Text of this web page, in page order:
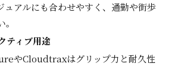
ュアルにも合わせやすく、通勤や街歩
ティブ用途
やCloudtraxはグリップ力と耐久性